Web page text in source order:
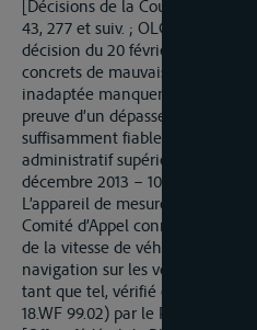
[Décisions de la Cour fédérale
43, 277 et suiv. ; OLG Cologne
décision du 20 février 2013 – III
concrets de mauvais
inadaptée manquent, il est
preuve d’un dépassement d’une
suffisamment fiable
administratif supérieur] Bade-
décembre 2013 – 10 S 1162/13 -,
L’appareil de mesure au laser
Comité d’Appel connaît le mode
de la vitesse de véhicules
navigation sur les voies
tant que tel, vérifié et
18.WF 99.02) par le Physikalisch-